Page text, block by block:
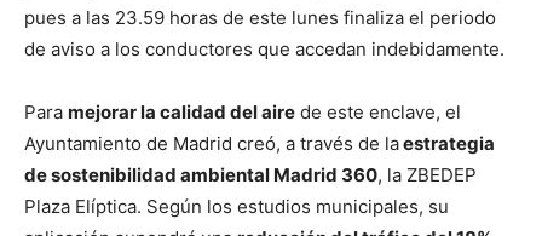
pues a las 23.59 horas de este lunes finaliza el periodo
de aviso a los conductores que accedan indebidamente.
Para mejorar la calidad del aire de este enclave, el
Ayuntamiento de Madrid creó, a través de laestrategia
de sostenibilidad ambiental Madrid 360, la ZBEDEP
Plaza Elíptica. Según los estudios municipales, su